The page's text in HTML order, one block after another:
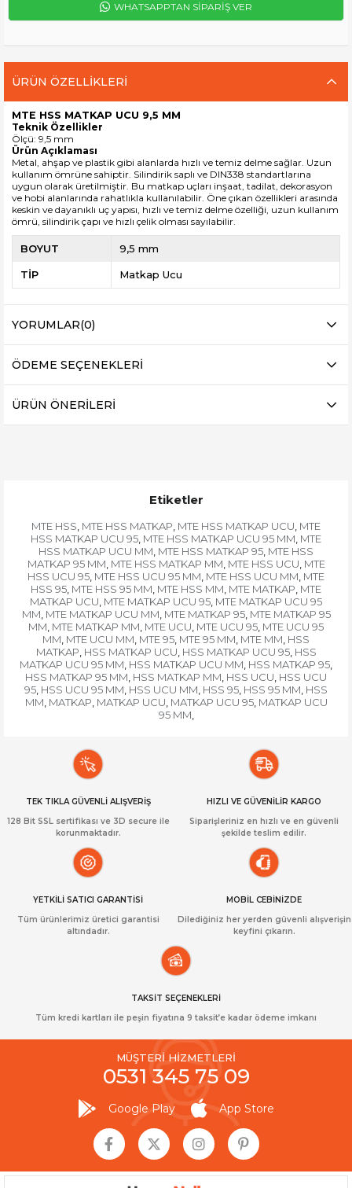
WHATSAPPTAN SİPARİŞ VER
ÜRÜN ÖZELLIKLERI
MTE HSS MATKAP UCU 9,5 MM
Teknik Özellikler
Ölçü: 9,5 mm
Ürün Açıklaması
Metal, ahşap ve plastik gibi alanlarda hızlı ve temiz delme sağlar. Uzun
kullanım ömrüne sahiptir. Silindirik saplı ve DIN338 standartlarına
uygun olarak üretilmiştir. Bu matkap uçları inşaat, tadilat, dekorasyon
ve hobi alanlarında rahatlıkla kullanılabilir. Öne çıkan özellikleri arasında
keskin ve dayanıklı uç yapısı, hızlı ve temiz delme özelliği, uzun kullanım
ömrü, silindirik çapı ve hızlı çelik olması sayılabilir.
BOYUT 9,5 mm
TİP Matkap Ucu
YORUMLAR(0)
ÖDEME SEÇENEKLERI
ÜRÜN ÖNERILERI
Etiketler
MTE HSS, MTE HSS MATKAP, MTE HSS MATKAP UCU, MTE
HSS MATKAP UCU 95, MTE HSS MATKAP UCU 95 MM, MTE
HSS MATKAP UCU MM, MTE HSS MATKAP 95, MTE HSS
MATKAP 95 MM, MTE HSS MATKAP MM, MTE HSS UCU, MTE
HSS UCU 95, MTE HSS UCU 95 MM, MTE HSS UCU MM, MTE
HSS 95, MTE HSS 95 MM, MTE HSS MM, MTE MATKAP, MTE
MATKAP UCU, MTE MATKAP UCU 95, MTE MATKAP UCU 95
MM, MTE MATKAP UCU MM, MTE MATKAP 95, MTE MATKAP 95
MM, MTE MATKAP MM, MTE UCU, MTE UCU 95, MTE UCU 95
MM, MTE UCU MM, MTE 95, MTE 95 MM, MTE MM, HSS
MATKAP, HSS MATKAP UCU, HSS MATKAP UCU 95, HSS
MATKAP UCU 95 MM, HSS MATKAP UCU MM, HSS MATKAP 95,
HSS MATKAP 95 MM, HSS MATKAP MM, HSS UCU, HSS UCU
95, HSS UCU 95 MM, HSS UCU MM, HSS 95, HSS 95 MM, HSS
MM, MATKAP, MATKAP UCU, MATKAP UCU 95, MATKAP UCU
95 MM,
TEK TIKLA GÜVENLİ ALIŞVERİŞ
128 Bit SSL sertifikası ve 3D secure ile
korunmaktadır.
HIZLI VE GÜVENİLİR KARGO
Siparişleriniz en hızlı ve en güvenli
şekilde teslim edilir.
YETKİLİ SATICI GARANTİSİ
Tüm ürünlerimiz üretici garantisi
altındadır.
MOBİL CEBİNİZDE
Dilediğiniz her yerden güvenli alışverişin
keyfini çıkarın.
TAKSİT SEÇENEKLERİ
Tüm kredi kartları ile peşin fiyatına 9 taksit’e kadar ödeme imkanı
MÜŞTERİ HİZMETLERİ
0531 345 75 09
Google Play App Store